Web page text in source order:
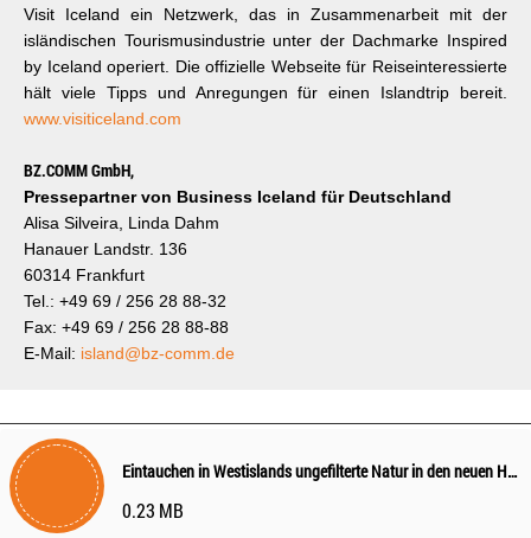
Visit Iceland ein Netzwerk, das in Zusammenarbeit mit der
isländischen Tourismusindustrie unter der Dachmarke Inspired
by Iceland operiert. Die offizielle Webseite für Reiseinteressierte
hält viele Tipps und Anregungen für einen Islandtrip bereit.
www.visiticeland.com
BZ.COMM GmbH,
Pressepartner von Business Iceland für Deutschland
Alisa Silveira, Linda Dahm
Hanauer Landstr. 136
60314 Frankfurt
Tel.: +49 69 / 256 28 88-32
Fax: +49 69 / 256 28 88-88
E-Mail: island@bz-comm.de
Eintauchen in Westislands ungefilterte Natur in den neuen Hvammsvík Hot Springs
0.23 MB